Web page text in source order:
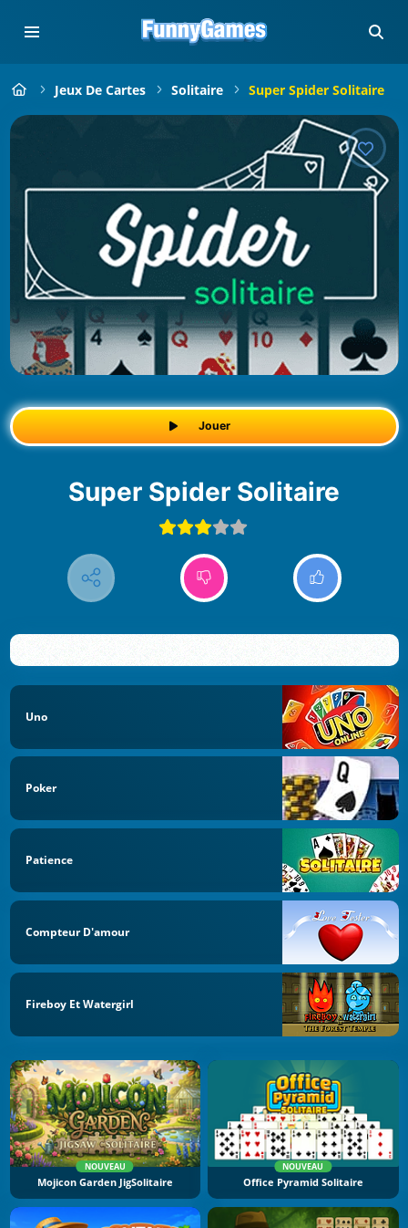
Jeux De Cartes Solitaire Super Spider Solitaire
Jouer
Super Spider Solitaire
Uno
Poker
Patience
Compteur D'amour
Fireboy Et Watergirl
NOUVEAU
Mojicon Garden JigSolitaire
NOUVEAU
Office Pyramid Solitaire